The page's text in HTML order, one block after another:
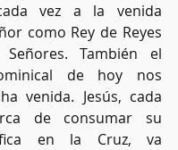
vez a la venida
como Rey de Reyes
También el
de hoy nos
venida. Jesús, cada
de consumar su
en la Cruz, va